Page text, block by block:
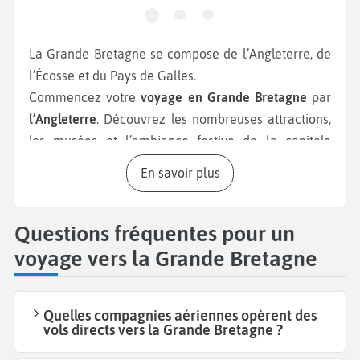
La Grande Bretagne se compose de l’Angleterre, de
l’Écosse et du Pays de Galles.
Commencez votrevoyage en Grande Bretagne par
l’Angleterre. Découvrez les nombreuses attractions,
les musées et l’ambiance festive de la capitale
londonienne. Entre la visite de
Buckingham Palace
Tour de Londres , les balades à
l’ascension duShardoffrant une vue panoramique
sur la City, vous ne vous ennuierez pendant votre
weekend à Londres.
Partez ensuite à la découverte
de la campagne anglaise et des villes universitaires
légendaires tellesqu’OxfordetCambridge, visitez la
ville romaine deBath. Profitez du charme de Bristol
et faites le tour de lacôte de la Cornouaille.
En savoir plus
Questions fréquentes pour un
voyage vers la Grande Bretagne
Quelles compagnies aériennes opèrent des
vols directs vers la Grande Bretagne ?